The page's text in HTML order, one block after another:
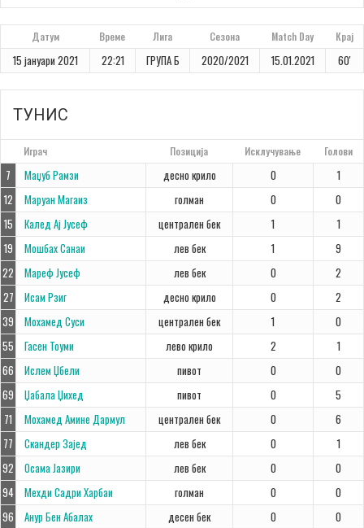
Датум Време Лига Сезона Match Day Крај
15 јануари 2021 22:21 ГРУПА Б 2020/2021 15.01.2021 60'
ТУНИС
Играч Позиција Исклучување Голови
7 Маџуб Рамзи десно крило 0
1
12
Маруан Магаиз голман 0
0
15
Калед Ај Јусеф централен бек 1
1
19
Мошбах Санаи лев бек 1
9
22
Мареф Јусеф лев бек 0
2
27
Исам Рзиг десно крило 0
2
39
Мохамед Суси централен бек 1
0
55
Гасен Тоуми лево крило 2
1
66
Ислем Џбели пивот 0
0
69
Џабала Џихед пивот 0
5
71
Мохамед Амине Дармул централен бек 0
6
77
Скандер Зајед лев бек 0
1
92
Осама Јазири лев бек 0
0
94
Мехди Садри Харбаи голман 0
0
96
Анур Бен Абалах десен бек 0
0